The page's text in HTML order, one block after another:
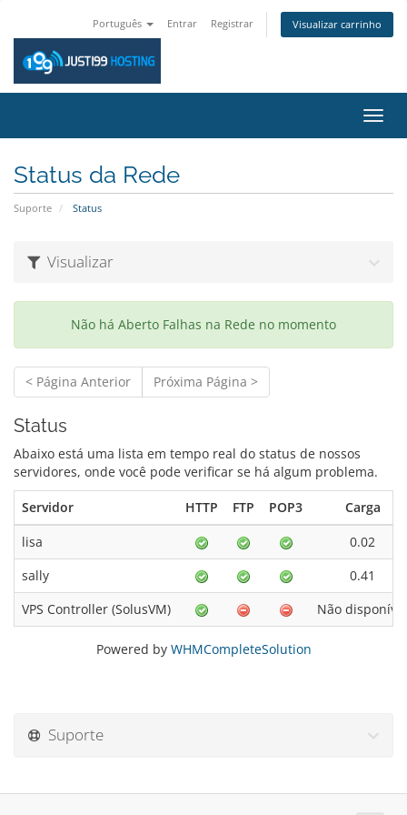
Português Entrar Registrar Visualizar carrinho
Status da Rede
Suporte Status
Visualizar
Não há Aberto Falhas na Rede no momento
< Página Anterior Próxima Página >
Status
Abaixo está uma lista em tempo real do status de nossos
servidores, onde você pode verificar se há algum problema.
Servidor HTTP FTP POP3
Carga
lisa
0.02
sally
0.41
VPS Controller (SolusVM)
Não disponível
Powered by WHMCompleteSolution
Suporte